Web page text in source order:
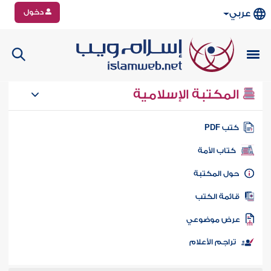
عربي دخول
المكتبة الإسلامية
كتب PDF
كتاب الأمة
المكتبة
الكتب
موضوعي